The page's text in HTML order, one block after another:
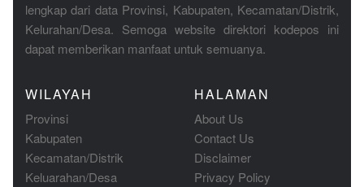
lengkap dari data Provinsi, Kabupaten, Kecamatan/Distrik,
Kelurahan/Desa. Semoga website direktori kodepos ini
dapat memberikan manfaat untuk semuanya.
WILAYAH
Provinsi
Kabupaten
Kecamatan/Distrik
Keluarahan/Desa
HALAMAN
About Us
Contact Us
Disclaimer
Privacy Policy